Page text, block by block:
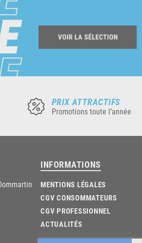
PRIX ATTRACTIFS
Promotions toute l’année
INFORMATIONS
MENTIONS LÉGALES
CGV CONSOMMATEURS
CGV PROFESSIONNEL
ACTUALITÉS